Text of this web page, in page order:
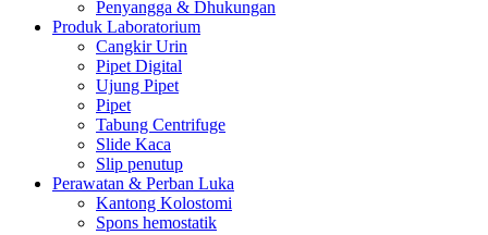
Penyangga & Dhukungan
Produk Laboratorium
Cangkir Urin
Pipet Digital
Ujung Pipet
Pipet
Tabung Centrifuge
Slide Kaca
Slip penutup
Perawatan & Perban Luka
Kantong Kolostomi
Spons hemostatik